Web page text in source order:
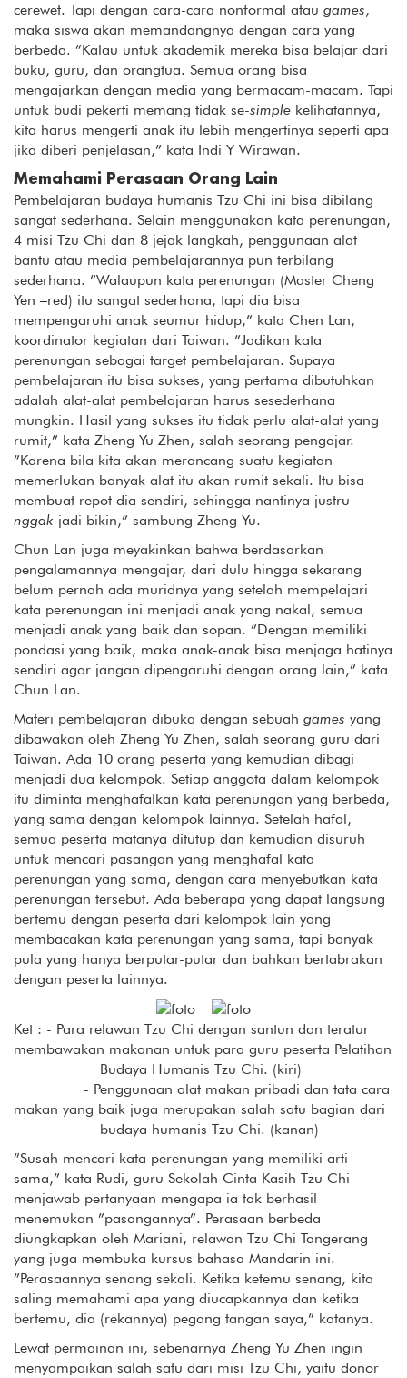
cerewet. Tapi dengan cara-cara nonformal atau games,
maka siswa akan memandangnya dengan cara yang
berbeda. ”Kalau untuk akademik mereka bisa belajar dari
buku, guru, dan orangtua. Semua orang bisa
mengajarkan dengan media yang bermacam-macam. Tapi
untuk budi pekerti memang tidak se-simple kelihatannya,
kita harus mengerti anak itu lebih mengertinya seperti apa
jika diberi penjelasan,” kata Indi Y Wirawan.
Memahami Perasaan Orang Lain
Pembelajaran budaya humanis Tzu Chi ini bisa dibilang
sangat sederhana. Selain menggunakan kata perenungan,
4 misi Tzu Chi dan 8 jejak langkah, penggunaan alat
bantu atau media pembelajarannya pun terbilang
sederhana. ”Walaupun kata perenungan (Master Cheng
Yen –red) itu sangat sederhana, tapi dia bisa
mempengaruhi anak seumur hidup,” kata Chen Lan,
koordinator kegiatan dari Taiwan. ”Jadikan kata
perenungan sebagai target pembelajaran. Supaya
pembelajaran itu bisa sukses, yang pertama dibutuhkan
adalah alat-alat pembelajaran harus sesederhana
mungkin. Hasil yang sukses itu tidak perlu alat-alat yang
rumit,” kata Zheng Yu Zhen, salah seorang pengajar.
”Karena bila kita akan merancang suatu kegiatan
memerlukan banyak alat itu akan rumit sekali. Itu bisa
membuat repot dia sendiri, sehingga nantinya justru
nggak jadi bikin,” sambung Zheng Yu.
Chun Lan juga meyakinkan bahwa berdasarkan
pengalamannya mengajar, dari dulu hingga sekarang
belum pernah ada muridnya yang setelah mempelajari
kata perenungan ini menjadi anak yang nakal, semua
menjadi anak yang baik dan sopan. ”Dengan memiliki
pondasi yang baik, maka anak-anak bisa menjaga hatinya
sendiri agar jangan dipengaruhi dengan orang lain,” kata
Chun Lan.
Materi pembelajaran dibuka dengan sebuah games yang
dibawakan oleh Zheng Yu Zhen, salah seorang guru dari
Taiwan. Ada 10 orang peserta yang kemudian dibagi
menjadi dua kelompok. Setiap anggota dalam kelompok
itu diminta menghafalkan kata perenungan yang berbeda,
yang sama dengan kelompok lainnya. Setelah hafal,
semua peserta matanya ditutup dan kemudian disuruh
untuk mencari pasangan yang menghafal kata
perenungan yang sama, dengan cara menyebutkan kata
perenungan tersebut. Ada beberapa yang dapat langsung
bertemu dengan peserta dari kelompok lain yang
membacakan kata perenungan yang sama, tapi banyak
pula yang hanya berputar-putar dan bahkan bertabrakan
dengan peserta lainnya.
Ket : - Para relawan Tzu Chi dengan santun dan teratur
membawakan makanan untuk para guru peserta Pelatihan
Budaya Humanis Tzu Chi. (kiri)
- Penggunaan alat makan pribadi dan tata cara
makan yang baik juga merupakan salah satu bagian dari
budaya humanis Tzu Chi. (kanan)
”Susah mencari kata perenungan yang memiliki arti
sama,” kata Rudi, guru Sekolah Cinta Kasih Tzu Chi
menjawab pertanyaan mengapa ia tak berhasil
menemukan ”pasangannya”. Perasaan berbeda
diungkapkan oleh Mariani, relawan Tzu Chi Tangerang
yang juga membuka kursus bahasa Mandarin ini.
”Perasaannya senang sekali. Ketika ketemu senang, kita
saling memahami apa yang diucapkannya dan ketika
bertemu, dia (rekannya) pegang tangan saya,” katanya.
Lewat permainan ini, sebenarnya Zheng Yu Zhen ingin
menyampaikan salah satu dari misi Tzu Chi, yaitu donor